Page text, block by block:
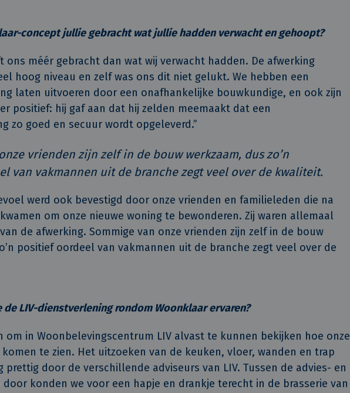
concept jullie gebracht wat jullie hadden verwacht en gehoopt?
ons méér gebracht dan wat wij verwacht hadden. De afwerking
hoog niveau en zelf was ons dit niet gelukt. We hebben een
laten uitvoeren door een onafhankelijke bouwkundige, en ook zijn
positief: hij gaf aan dat hij zelden meemaakt dat een
zo goed en secuur wordt opgeleverd.”
vrienden zijn zelf in de bouw werkzaam, dus zo’n
van vakmannen uit de branche zegt veel over de kwaliteit.
werd ook bevestigd door onze vrienden en familieleden die na
om onze nieuwe woning te bewonderen. Zij waren allemaal
de afwerking. Sommige van onze vrienden zijn zelf in de bouw
positief oordeel van vakmannen uit de branche zegt veel over de
de LIV-dienstverlening rondom Woonklaar ervaren?
om in Woonbelevingscentrum LIV alvast te kunnen bekijken hoe onze
te zien. Het uitzoeken van de keuken, vloer, wanden en trap
prettig door de verschillende adviseurs van LIV. Tussen de advies- en
door konden we voor een hapje en drankje terecht in de brasserie van